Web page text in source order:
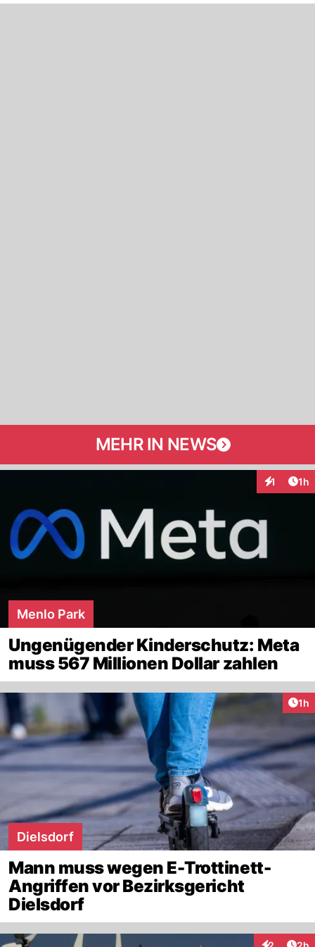
MEHR IN NEWS
1 1h
Menlo Park
Ungenügender Kinderschutz: Meta
muss 567 Millionen Dollar zahlen
1h
Dielsdorf
Mann muss wegen E-Trottinett-
Angriffen vor Bezirksgericht
Dielsdorf